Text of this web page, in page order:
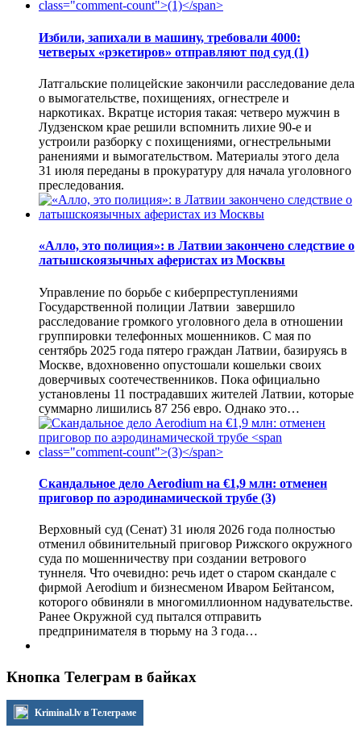
Избили, запихали в машину, требовали 4000:
четверых «рэкетиров» отправляют под суд (1)
Латгальские полицейские закончили расследование дела
о вымогательстве, похищениях, огнестреле и
наркотиках. Вкратце история такая: четверо мужчин в
Лудзенском крае решили вспомнить лихие 90-е и
устроили разборку с похищениями, огнестрельными
ранениями и вымогательством. Материалы этого дела
31 июля переданы в прокуратуру для начала уголовного
преследования.
«Алло, это полиция»: в Латвии закончено следствие о
латышскоязычных аферистах из Москвы
Управление по борьбе с киберпреступлениями
Государственной полиции Латвии завершило
расследование громкого уголовного дела в отношении
группировки телефонных мошенников. С мая по
сентябрь 2025 года пятеро граждан Латвии, базируясь в
Москве, вдохновенно опустошали кошельки своих
доверчивых соотечественников. Пока официально
установлены 11 пострадавших жителей Латвии, которые
суммарно лишились 87 256 евро. Однако это…
Скандальное дело Aerodium на €1,9 млн: отменен
приговор по аэродинамической трубе (3)
Верховный суд (Сенат) 31 июля 2026 года полностью
отменил обвинительный приговор Рижского окружного
суда по мошенничеству при создании ветрового
туннеля. Что очевидно: речь идет о старом скандале с
фирмой Aerodium и бизнесменом Иваром Бейтансом,
которого обвиняли в многомиллионном надувательстве.
Ранее Окружной суд пытался отправить
предпринимателя в тюрьму на 3 года…
Кнопка Телеграм в байках
Kriminal.lv в Телеграме